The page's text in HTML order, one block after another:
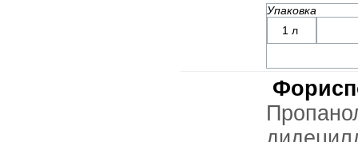
Упаковка
1 л